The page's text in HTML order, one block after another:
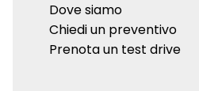
Dove siamo
Chiedi un preventivo
Prenota un test drive